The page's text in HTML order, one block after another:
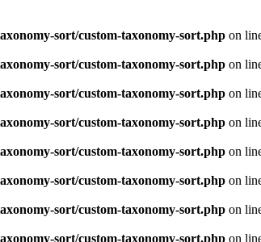
sort/custom-taxonomy-sort.php on
sort/custom-taxonomy-sort.php on
sort/custom-taxonomy-sort.php on
sort/custom-taxonomy-sort.php on
sort/custom-taxonomy-sort.php on
sort/custom-taxonomy-sort.php on
sort/custom-taxonomy-sort.php on
sort/custom-taxonomy-sort.php on